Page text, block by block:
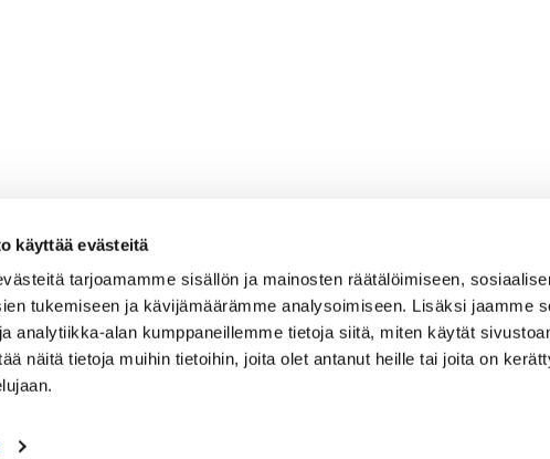
käyttää evästeitä
tarjoamamme sisällön ja mainosten räätälöimiseen,
tukemiseen ja kävijämäärämme analysoimiseen. Lisäksi jaamme
analytiikka-alan kumppaneillemme tietoja siitä, miten käytät
näitä tietoja muihin tietoihin, joita olet antanut heille tai joita on